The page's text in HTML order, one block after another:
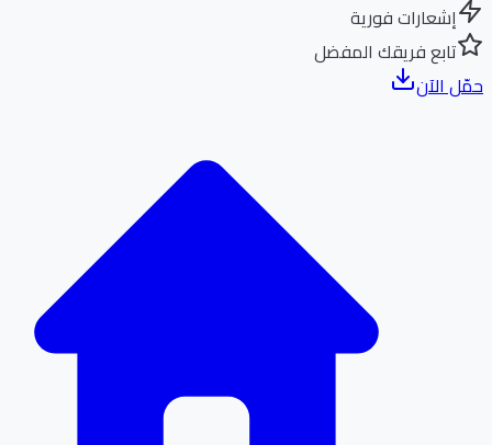
إشعارات فورية
تابع فريقك المفضل
الآن